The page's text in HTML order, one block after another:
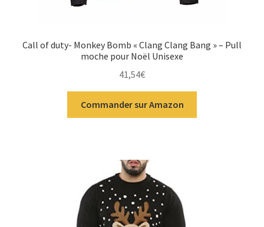
Call of duty- Monkey Bomb « Clang Clang Bang » – Pull
moche pour Noël Unisexe
41,54€
Commander sur Amazon